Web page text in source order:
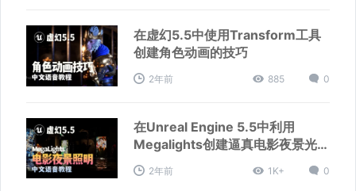
在虚幻5.5中使用Transform工具
创建角色动画的技巧
2年前 885 0
在Unreal Engine 5.5中利用
Megalights创建逼真电影夜景光影
效果
2年前 1K+ 0